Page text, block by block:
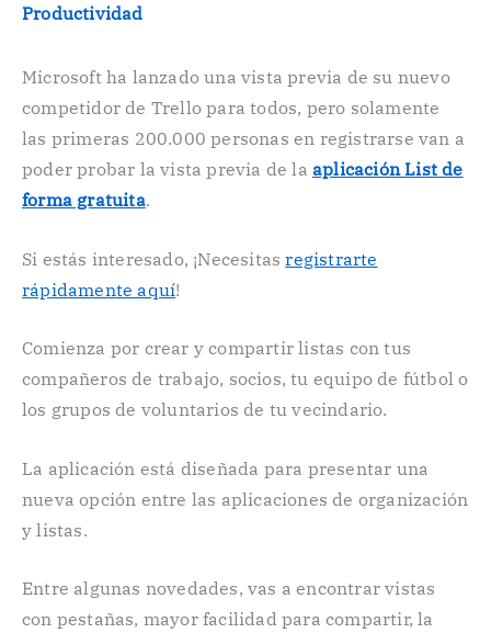
Productividad
Microsoft ha lanzado una vista previa de su nuevo
competidor de Trello para todos, pero solamente
las primeras 200.000 personas en registrarse van a
poder probar la vista previa de la aplicación List de
forma gratuita.
Si estás interesado, ¡Necesitasregistrarte
rápidamente aquí!
Comienza por crear y compartir listas con tus
compañeros de trabajo, socios, tu equipo de fútbol o
los grupos de voluntarios de tu vecindario.
La aplicación está diseñada para presentar una
nueva opción entre las aplicaciones de organización
y listas.
Entre algunas novedades, vas a encontrar vistas
con pestañas, mayor facilidad para compartir, la